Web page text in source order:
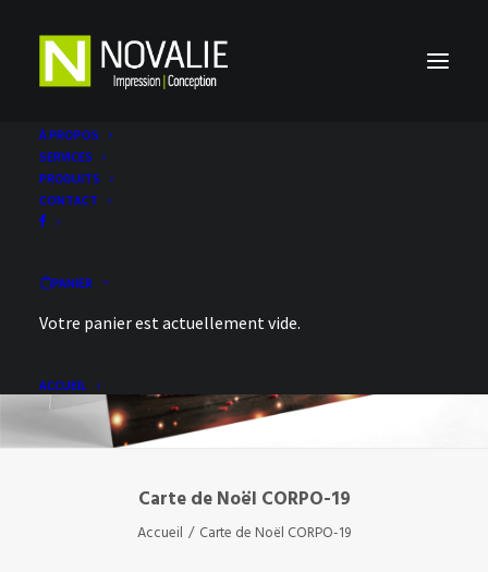
À PROPOS
SERVICES
PRODUITS
CONTACT
PANIER
Votre panier est actuellement vide.
ACCUEIL
Carte de Noël CORPO-19
Accueil Carte de Noël CORPO-19